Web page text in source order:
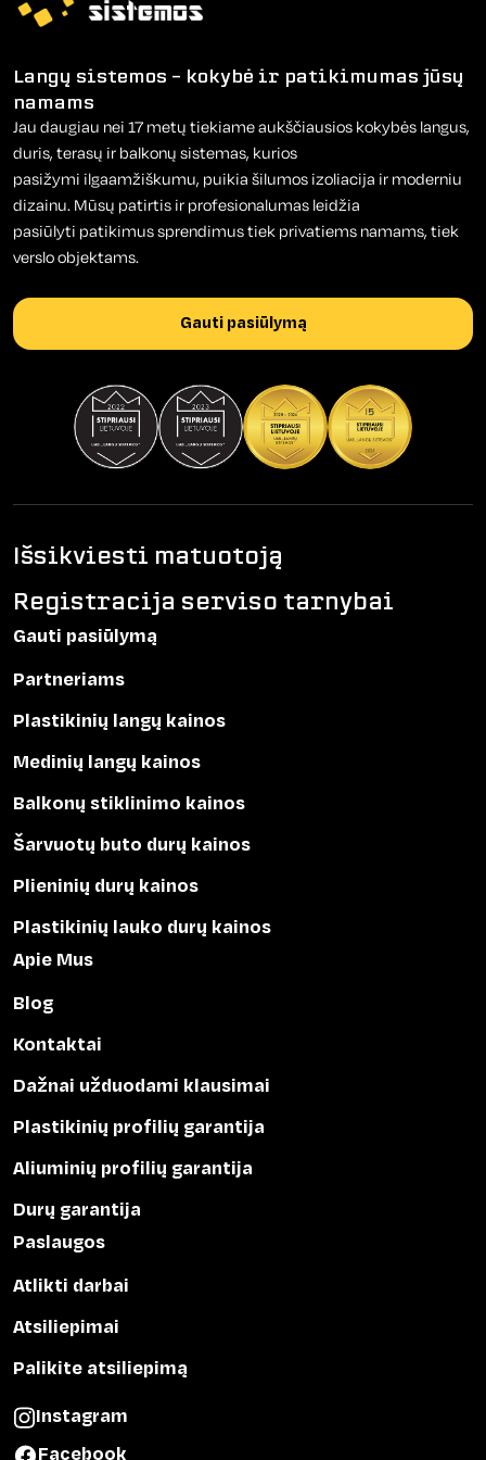
Langų sistemos – kokybė ir patikimumas jūsų
namams
Jau daugiau nei 17 metų tiekiame aukščiausios kokybės langus,
duris, terasų ir balkonų sistemas, kurios
pasižymi ilgaamžiškumu, puikia šilumos izoliacija ir moderniu
dizainu. Mūsų patirtis ir profesionalumas leidžia
pasiūlyti patikimus sprendimus tiek privatiems namams, tiek
verslo objektams.
Gauti pasiūlymą
Išsikviesti matuotoją
Registracija serviso tarnybai
Gauti pasiūlymą
Partneriams
Plastikinių langų kainos
Medinių langų kainos
Balkonų stiklinimo kainos
Šarvuotų buto durų kainos
Plieninių durų kainos
Plastikinių lauko durų kainos
Apie Mus
Blog
Kontaktai
Dažnai užduodami klausimai
Plastikinių profilių garantija
Aliuminių profilių garantija
Durų garantija
Paslaugos
Atlikti darbai
Atsiliepimai
Palikite atsiliepimą
Instagram
Facebook